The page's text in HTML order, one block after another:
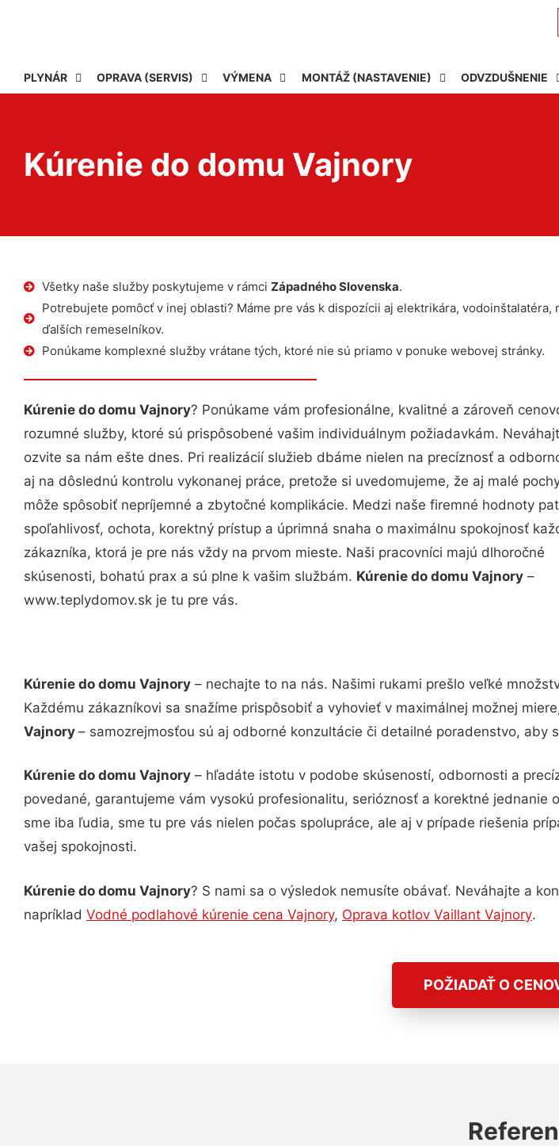
PLYNÁR OPRAVA (SERVIS) VÝMENA MONTÁŽ (NASTAVENIE) ODVZDUŠNENIE
Kúrenie do domu Vajnory
Všetky naše služby poskytujeme v rámci Západného Slovenska.
Potrebujete pomôcť v inej oblasti? Máme pre vás k dispozícii aj elektrikára, vodoinštalatéra,
ďalších remeselníkov.
Ponúkame komplexné služby vrátane tých, ktoré nie sú priamo v ponuke webovej stránky.
Kúrenie do domu Vajnory? Ponúkame vám profesionálne, kvalitné a zároveň
rozumné služby, ktoré sú prispôsobené vašim individuálnym požiadavkám.
ozvite sa nám ešte dnes. Pri realizácií služieb dbáme nielen na precíznosť a
aj na dôslednú kontrolu vykonanej práce, pretože si uvedomujeme, že aj malé
môže spôsobiť nepríjemné a zbytočné komplikácie. Medzi naše firemné hodnoty
spoľahlivosť, ochota, korektný prístup a úprimná snaha o maximálnu spokojnosť
zákazníka, ktorá je pre nás vždy na prvom mieste. Naši pracovníci majú dlhoročné
skúsenosti, bohatú prax a sú plne k vašim službám. Kúrenie do domu Vajnory –
www.teplydomov.sk je tu pre vás.
Kúrenie do domu Vajnory – nechajte to na nás. Našimi rukami prešlo veľké
Každému zákazníkovi sa snažíme prispôsobiť a vyhovieť v maximálnej možnej
Vajnory – samozrejmosťou sú aj odborné konzultácie či detailné poradenstvo,
Kúrenie do domu Vajnory – hľadáte istotu v podobe skúseností, odbornosti a
povedané, garantujeme vám vysokú profesionalitu, serióznosť a korektné
sme iba ľudia, sme tu pre vás nielen počas spolupráce, ale aj v prípade riešenia
vašej spokojnosti.
Kúrenie do domu Vajnory? S nami sa o výsledok nemusíte obávať. Neváhajte a
napríklad Vodné podlahové kúrenie cena Vajnory, Oprava kotlov Vaillant Vajnory.
POŽIADAŤ O